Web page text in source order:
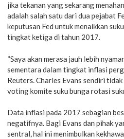
jika tekanan yang sekarang
adalah salah satu dari dua pejabat
keputusan Fed untuk menaikkan
tingkat ketiga di tahun 2017.
“Saya akan merasa jauh lebih
sementara dalam tingkat inflasi
Reuters. Charles Evans sendiri
voting komite suku bunga rotasi
Data inflasi pada 2017 sebagian
negatifnya. Bagi Evans dan pihak
sentral, hal ini menimbulkan